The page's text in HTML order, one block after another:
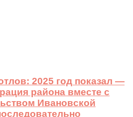
2025 год показал —
района вместе с
Ивановской